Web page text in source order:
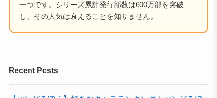
一つです。シリーズ累計発行部数は600万部を突破
し、その人気は衰えることを知りません。
Recent Posts